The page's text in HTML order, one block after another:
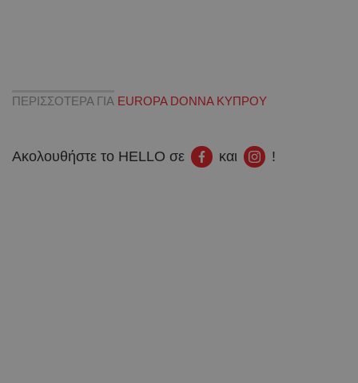
ΠΕΡΙΣΣΟΤΕΡΑ ΓΙΑ EUROPA DONNA ΚΥΠΡΟΥ
Ακολουθήστε το HELLO σε και !